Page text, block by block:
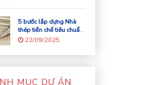
CÔNG NGHIỆP HIỆN
ĐẠI
5 bước lắp dựng Nhà
thép tiền chế tiêu chuẩn
– HGPT Steel
22/09/2025
MỤC DỰ ÁN